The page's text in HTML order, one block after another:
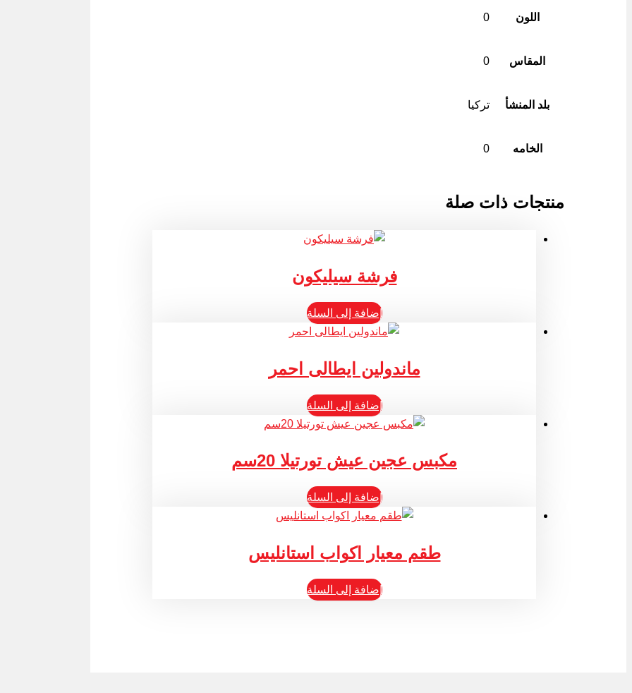
اللون 0
المقاس 0
بلد المنشأ تركيا
الخامه 0
منتجات ذات صلة
فرشة سيليكون
إضافة إلى السلة
ماندولين ايطالى احمر
إضافة إلى السلة
مكبس عجين عيش تورتيلا 20سم
إضافة إلى السلة
طقم معيار اكواب استانليس
إضافة إلى السلة